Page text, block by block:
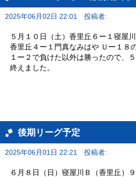
2025年06月02日 22:01 投稿者:
５月１０日（土）香里丘６ー１寝屋
香里丘４ー１門真なみはや Ｕー１８
１ー２で負けた以外は勝ったので、
終えました。
後期リーグ予定
2025年06月01日 22:21 投稿者:
６月８日（日）寝屋川Ｂ（香里丘）